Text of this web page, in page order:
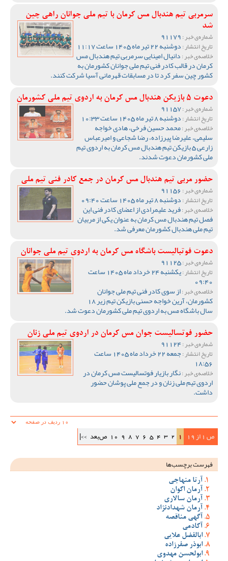
سرمربی تیم هندبال مس کرمان با تیم ملی جوانان راهی چین
شد
شماره‌ی خبر :
تاریخ انتشار :دوشنبه 22 تیر ماه 1405 ساعت 11:17
خلاصه‌ی خبر :دانیال امینایی سرمربی تیم هندبال مس
کرمان در قالب کادر فنی تیم ملی جوانان کشورمان به
کشور چین سفر کرد تا در مسابقات قهرمانی آسیا شرکت کنند.
دعوت 5 بازیکن هندبال مس کرمان به اردوی تیم ملی کشورمان
شماره‌ی خبر :
تاریخ انتشار :دوشنبه 8 تیر ماه 1405 ساعت 10:33
خلاصه‌ی خبر :محمد حسین فرخی، هادی خواجه
سلیمی، علیرضا پیرزاده، رضا شجاعی و امیرعباس
زارعی 5 بازیکن تیم هندبال مس کرمان به اردوی تیم
ملی کشورمان دعوت شدند.
حضور مربی تیم هندبال مس کرمان در جمع کادر فنی تیم ملی
شماره‌ی خبر :
تاریخ انتشار :دوشنبه 8 تیر ماه 1405 ساعت 09:40
خلاصه‌ی خبر :فرید علیمرادی از اعضای کادر فنی این
فصل تیم هندبال مس کرمان به عنوان یکی از مربیان
تیم ملی هندبال کشورمان معرفی شد.
دعوت فوتبالیست باشگاه مس کرمان به اردوی تیم ملی جوانان
شماره‌ی خبر :
تاریخ انتشار : یکشنبه 24 خرداد ماه 1405 ساعت
09:40
خلاصه‌ی خبر :از سوی کادر فنی تیم ملی جوانان
کشورمان، آرین خواجه حسنی بازیکن تیم زیر 18
سال باشگاه مس به اردوی تیم ملی کشورمان دعوت شد.
حضور فوتسالیست جوان مس کرمان در اردوی تیم ملی زنان
شماره‌ی خبر :
تاریخ انتشار : جمعه 22 خرداد ماه 1405 ساعت
18:56
خلاصه‌ی خبر :نگار بازیار فوتسالیست مس کرمان در
اردوی تیم ملی زنان و در جمع ملی پوشان حضور
داشت.
ص 1 از 19 1
2
3
4
5
6
7
8
9
10 ص‌بعد >>|
فهرست برچسب‌ها
آرتا منهاجی
آرمان اکوان
آرمان سالاری
آرمان شهدادنژاد
آگهی مناقصه
آکادمی
ابالفضل علایی
ابوذر صفرزاده
ابولحسن مهدوی